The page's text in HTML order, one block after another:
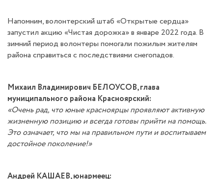
Напомним, волонтерский штаб «Открытые сердца»
запустил акцию «Чистая дорожка» в январе 2022 года. В
зимний период волонтеры помогали пожилым жителям
района справиться с последствиями снегопадов.
Михаил Владимирович БЕЛОУСОВ, глава
муниципального района Красноярский:
«Очень рад, что юные красноярцы проявляют активную
жизненную позицию и всегда готовы прийти на помощь.
Это означает, что мы на правильном пути и воспитываем
достойное поколение!»
Андрей КАШАЕВ, юнармеец: